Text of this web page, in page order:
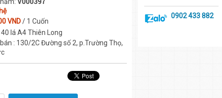
VND/ 1 Cuốn
lá A4 Thiên Long
: 130/2C Đường số 2, p.Trường Thọ,
0902 433 882